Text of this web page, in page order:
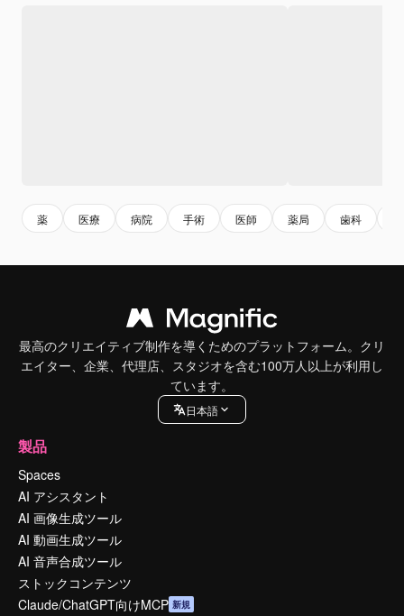
薬 医療 病院 手術 医師 薬局 歯科
最高のクリエイティブ制作を導くためのプラットフォーム。クリ
エイター、企業、代理店、スタジオを含む100万人以上が利用し
ています。
日本語
製品
Spaces
AI アシスタント
AI 画像生成ツール
AI 動画生成ツール
AI 音声合成ツール
ストックコンテンツ
Claude/ChatGPT向けMCP 新規